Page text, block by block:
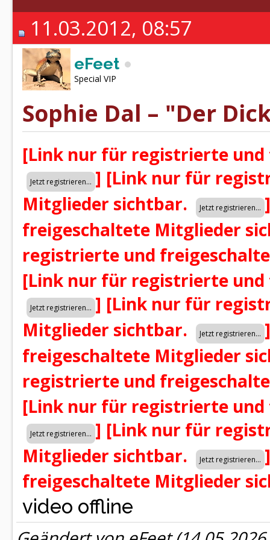
11.03.2012, 08:57
eFeet
Special VIP
Sophie Dal – "Der
[Link nur für registrierte
] [Link nur für
Mitglieder sichtbar.
]
freigeschaltete Mitglieder
registrierte und
[Link nur für registrierte
] [Link nur für
Mitglieder sichtbar.
]
freigeschaltete Mitglieder
registrierte und
[Link nur für registrierte
] [Link nur für
Mitglieder sichtbar.
]
freigeschaltete Mitglieder
video offline